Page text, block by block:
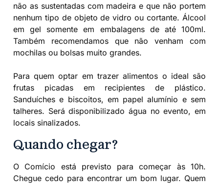
não as sustentadas com madeira e que não portem
nenhum tipo de objeto de vidro ou cortante. Álcool
em gel somente em embalagens de até 100ml.
Também recomendamos que não venham com
mochilas ou bolsas muito grandes.
Para quem optar em trazer alimentos o ideal são
frutas picadas em recipientes de plástico.
Sanduíches e biscoitos, em papel alumínio e sem
talheres. Será disponibilizado água no evento, em
locais sinalizados.
Quando chegar?
O Comício está previsto para começar às 10h.
Chegue cedo para encontrar um bom lugar. Quem